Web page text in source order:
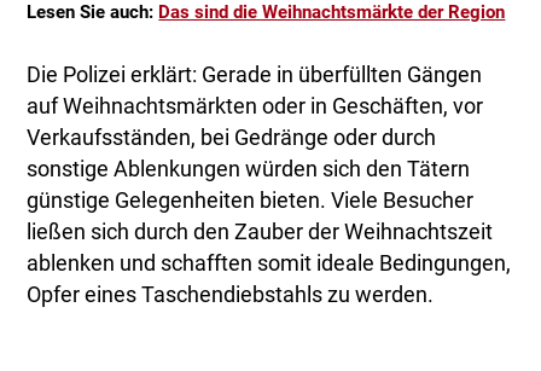
Lesen Sie auch: Das sind die Weihnachtsmärkte der Region
Die Polizei erklärt: Gerade in überfüllten Gängen
auf Weihnachtsmärkten oder in Geschäften, vor
Verkaufsständen, bei Gedränge oder durch
sonstige Ablenkungen würden sich den Tätern
günstige Gelegenheiten bieten. Viele Besucher
ließen sich durch den Zauber der Weihnachtszeit
ablenken und schafften somit ideale Bedingungen,
Opfer eines Taschendiebstahls zu werden.